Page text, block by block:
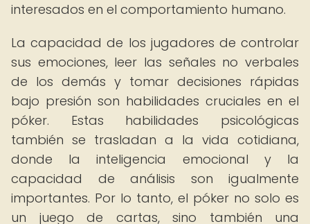
interesados en el comportamiento humano.
La capacidad de los jugadores de controlar
sus emociones, leer las señales no verbales
de los demás y tomar decisiones rápidas
bajo presión son habilidades cruciales en el
póker. Estas habilidades psicológicas
también se trasladan a la vida cotidiana,
donde la inteligencia emocional y la
capacidad de análisis son igualmente
importantes. Por lo tanto, el póker no solo es
un juego de cartas, sino también una